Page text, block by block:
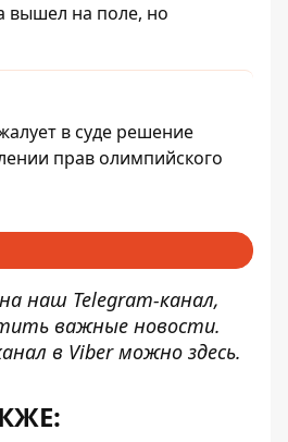
вышел на поле, но
в суде решение
прав олимпийского
наш Telegram-канал,
важные новости.
в Viber можно здесь.